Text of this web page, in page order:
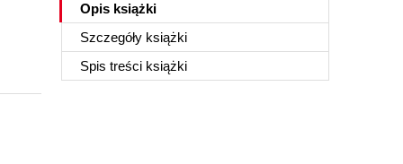
Opis książki
Szczegóły książki
Spis treści książki